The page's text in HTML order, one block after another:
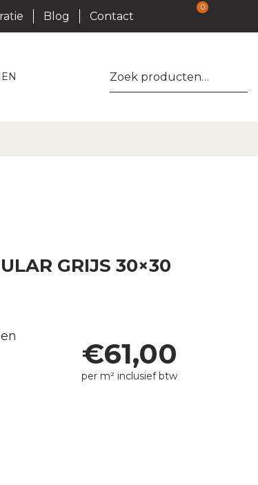
Blog Contact
0
Zoeken
naar:
GRIJS 30×30
€61,00
per m² inclusief btw